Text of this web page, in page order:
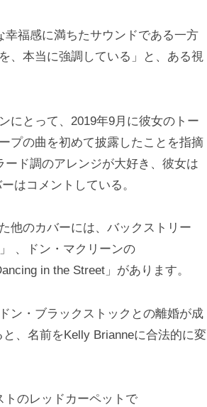
幸福感に満ちたサウンドである一方
、本当に強調している」と、ある視
にとって、2019年9月に彼女のトー
プの曲を初めて披露したことを指摘
ド調のアレンジが大好き、彼女は
はコメントしている。
他のカバーには、バックストリー
、ドン・マクリーンの
in the Street」があります。
ン・ブラックストックとの離婚が成
、名前をKelly Brianneに合法的に変
のレッドカーペットで